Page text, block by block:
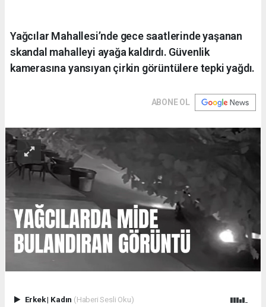
Yağcılar Mahallesi’nde gece saatlerinde yaşanan
skandal mahalleyi ayağa kaldırdı. Güvenlik
kamerasına yansıyan çirkin görüntülere tepki yağdı.
ABONE OL
Erkek| Kadın (Haberi Sesli Oku)